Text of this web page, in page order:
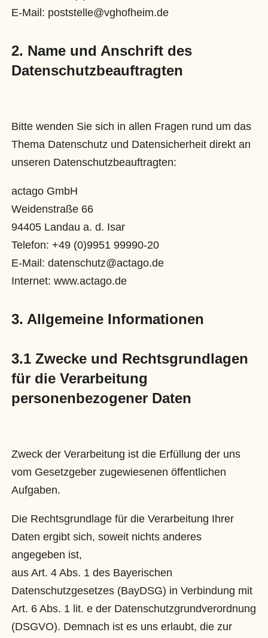
E-Mail: poststelle@vghofheim.de
2. Name und Anschrift des
Datenschutzbeauftragten
Bitte wenden Sie sich in allen Fragen rund um das
Thema Datenschutz und Datensicherheit direkt an
unseren Datenschutzbeauftragten:
actago GmbH
Weidenstraße 66
94405 Landau a. d. Isar
Telefon: +49 (0)9951 99990-20
E-Mail: datenschutz@actago.de
Internet: www.actago.de
3. Allgemeine Informationen
3.1 Zwecke und Rechtsgrundlagen
für die Verarbeitung
personenbezogener Daten
Zweck der Verarbeitung ist die Erfüllung der uns
vom Gesetzgeber zugewiesenen öffentlichen
Aufgaben.
Die Rechtsgrundlage für die Verarbeitung Ihrer
Daten ergibt sich, soweit nichts anderes
angegeben ist,
aus Art. 4 Abs. 1 des Bayerischen
Datenschutzgesetzes (BayDSG) in Verbindung mit
Art. 6 Abs. 1 lit. e der Datenschutzgrundverordnung
(DSGVO). Demnach ist es uns erlaubt, die zur